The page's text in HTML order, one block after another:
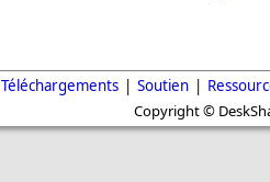
Téléchargements | Soutien |
Copyright ©